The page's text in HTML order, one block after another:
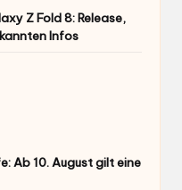
Z Fold 8: Release,
Infos
Ab 10. August gilt eine